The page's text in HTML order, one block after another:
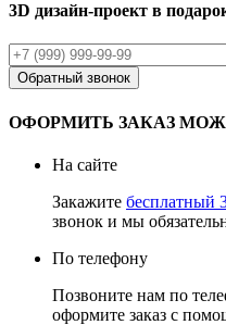
3D дизайн-проект в
Обратный звонок
ОФОРМИТЬ ЗАКАЗ
На сайте
Закажите бесплатный
звонок и мы
По телефону
Позвоните нам по
оформите заказ с